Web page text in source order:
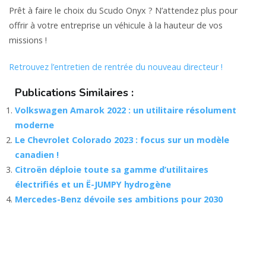
Prêt à faire le choix du Scudo Onyx ? N’attendez plus pour
offrir à votre entreprise un véhicule à la hauteur de vos
missions !
Retrouvez l’entretien de rentrée du nouveau directeur !
Publications Similaires :
Volkswagen Amarok 2022 : un utilitaire résolument
moderne
Le Chevrolet Colorado 2023 : focus sur un modèle
canadien !
Citroën déploie toute sa gamme d’utilitaires
électrifiés et un Ë-JUMPY hydrogène
Mercedes-Benz dévoile ses ambitions pour 2030